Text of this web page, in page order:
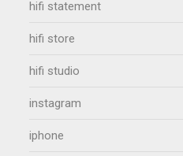
hifi statement
hifi store
hifi studio
instagram
iphone